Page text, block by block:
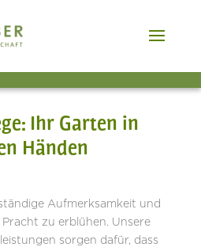
Ihr Garten in
Händen
Aufmerksamkeit und
Pracht zu erblühen. Unsere
sorgen dafür, dass